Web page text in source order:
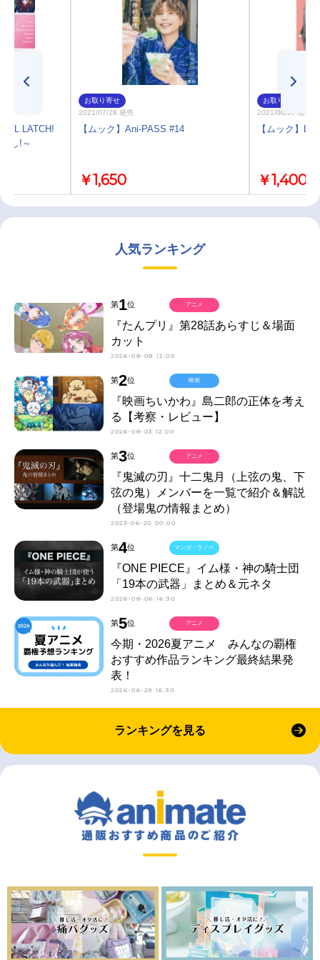
LATCH!
し!～
お取り寄せ
2021/07/28 発売
【ムック】Ani-PASS #14
￥1,650
お取り寄せ
2021/06/07 発売
【ムック】
￥1,400
人気ランキング
第1位
『たんプリ』第28話あらすじ＆場面
カット
2026-08-08 12:00
アニメ
第2位
『映画ちいかわ』島二郎の正体を考え
る【考察・レビュー】
2026-08-03 12:00
映画
第3位
『鬼滅の刃』十二鬼月（上弦の鬼、下
弦の鬼）メンバーを一覧で紹介＆解説
（登場鬼の情報まとめ）
2023-06-20 00:00
アニメ
第4位
『ONE PIECE』イム様・神の騎士団
「19本の武器」まとめ＆元ネタ
2026-08-06 16:30
マンガ・ラノベ
第5位
今期・2026夏アニメ みんなの覇権
おすすめ作品ランキング最終結果発
表！
2026-06-29 16:30
アニメ
ランキングを見る